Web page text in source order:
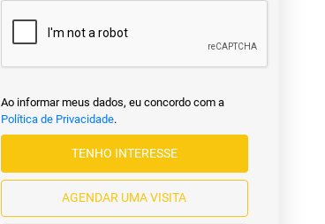
Ao informar meus dados, eu concordo com a
Política de Privacidade.
TENHO INTERESSE
AGENDAR UMA VISITA